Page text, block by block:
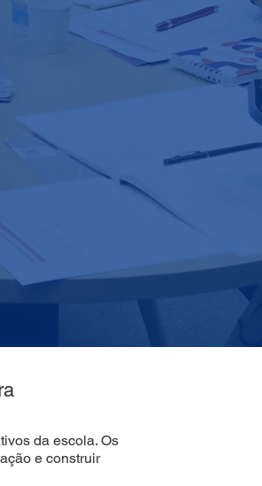
da escola. Os
e construir